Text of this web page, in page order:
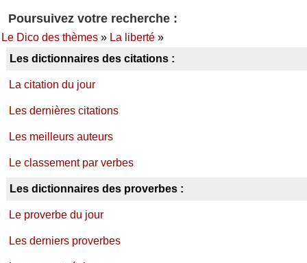
Poursuivez votre recherche :
Le Dico des thèmes» La liberté»
Les dictionnaires des citations :
La citation du jour
Les dernières citations
Les meilleurs auteurs
Le classement par verbes
Les dictionnaires des proverbes :
Le proverbe du jour
Les derniers proverbes